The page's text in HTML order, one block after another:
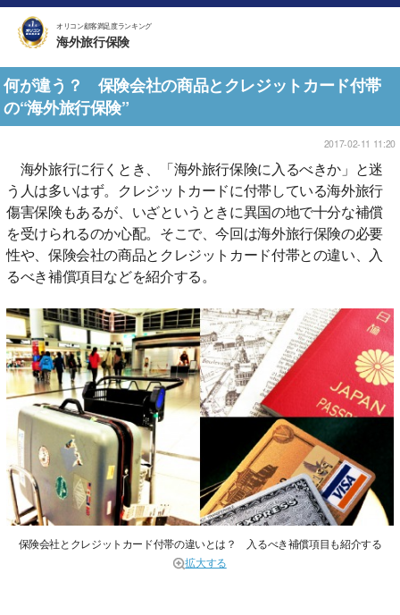
オリコン顧客満足度ランキング
海外旅行保険
何が違う？ 保険会社の商品とクレジットカード付帯
の“海外旅行保険”
2017-02-11 11:20
海外旅行に行くとき、「海外旅行保険に入るべきか」と迷
う人は多いはず。クレジットカードに付帯している海外旅行
傷害保険もあるが、いざというときに異国の地で十分な補償
を受けられるのか心配。そこで、今回は海外旅行保険の必要
性や、保険会社の商品とクレジットカード付帯との違い、入
るべき補償項目などを紹介する。
保険会社とクレジットカード付帯の違いとは？ 入るべき補償項目も紹介する
拡大する